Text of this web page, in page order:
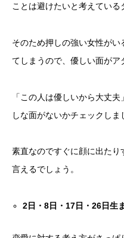
ことは避けたいと考えている
そのため押しの強い女性が
てしまうので、優しい面がア
「この人は優しいから大丈
しな面がないかチェックしま
素直なのですぐに顔に出たり
言えるでしょう。
2日・8日・ 17日・26日生